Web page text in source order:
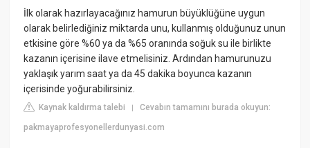
İlk olarak hazırlayacağınız hamurun büyüklüğüne uygun
olarak belirlediğiniz miktarda unu, kullanmış olduğunuz unun
etkisine göre %60 ya da %65 oranında soğuk su ile birlikte
kazanın içerisine ilave etmelisiniz. Ardından hamurunuzu
yaklaşık yarım saat ya da 45 dakika boyunca kazanın
içerisinde yoğurabilirsiniz.
Kaynak kaldırma talebi |Cevabın tamamını burada okuyun:
pakmayaprofesyonellerdunyasi.com